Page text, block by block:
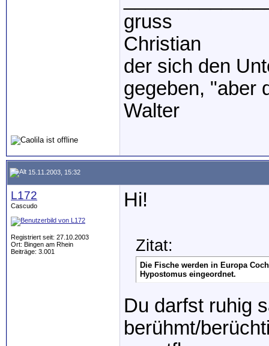
gruss
Christian
der sich den
gegeben, "aber
Walter
15.11.2003, 15:32
L172
Cascudo
Registriert seit: 27.10.2003
Ort: Bingen am Rhein
Beiträge: 3.001
Hi!
Zitat:
Die Fische werden in Europa
Hypostomus eingeordnet.
Du darfst ruhig
berühmt/